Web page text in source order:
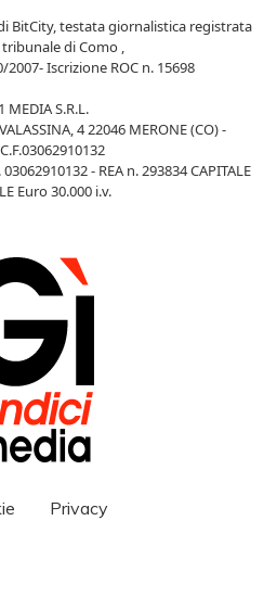
BitCity, testata giornalistica registrata
di Como ,
Iscrizione ROC n. 15698
MEDIA S.R.L.
4 22046 MERONE (CO) -
- REA n. 293834 CAPITALE
Euro 30.000 i.v.
Privacy